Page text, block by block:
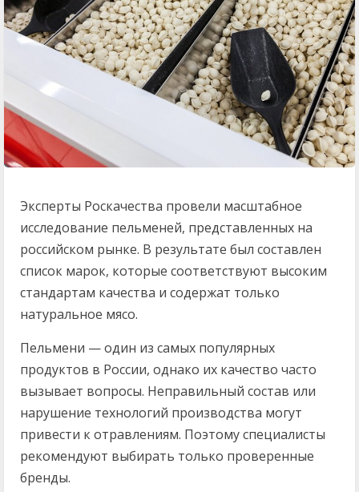
Эксперты Роскачества провели масштабное
исследование пельменей, представленных на
российском рынке. В результате был составлен
список марок, которые соответствуют высоким
стандартам качества и содержат только
натуральное мясо.
Пельмени — один из самых популярных
продуктов в России, однако их качество часто
вызывает вопросы. Неправильный состав или
нарушение технологий производства могут
привести к отравлениям. Поэтому специалисты
рекомендуют выбирать только проверенные
бренды.